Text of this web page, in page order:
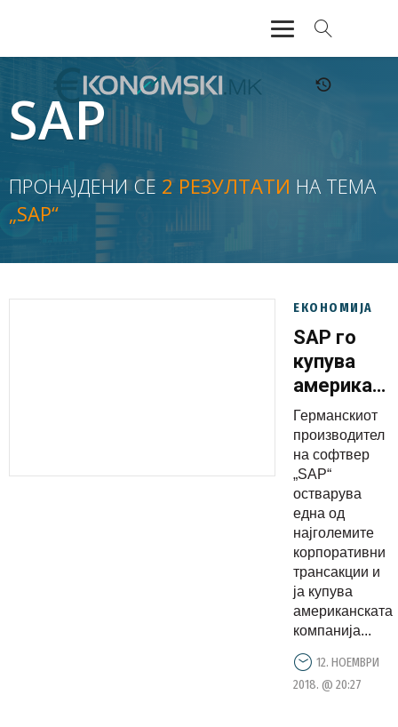
АКТУЕЛНО
ЕКОНОМИЈА
ФИНАНСИИ
БАНКАРСТВО
ЖИВОТ
SAP
ПРОНАЈДЕНИ СЕ 2 РЕЗУЛТАТИ НА ТЕМА
„SAP“
ЕКОНОМИЈА
SAP го
купува
конкурент
Qualtrics
за 8
милијарди
долари
Германскиот
производител
на софтвер
„SAP“
остварува
една од
најголемите
корпоративни
трансакции и
ја купува
американската
компанија...
12. НОЕМВРИ
2018. @ 20:27